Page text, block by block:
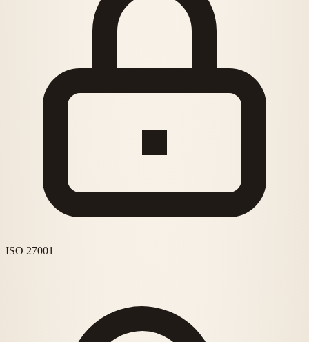
ISO 27001